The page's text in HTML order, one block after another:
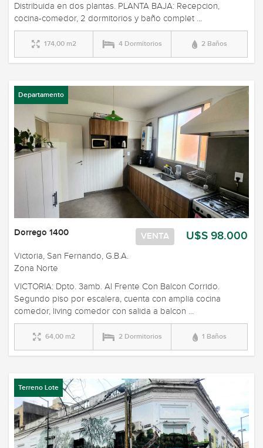
Distribuida en dos plantas. PLANTA BAJA: Recepcion,
cocina-comedor, 2 dormitorios y baño complet ...
174,00 m2 4 Dormitorios 2 Baños
Departamento
U$S 98.000
VENTA
Dorrego 1400
Victoria, San Fernando, G.B.A.
Zona Norte
VICTORIA: Dpto. 3amb. Al Frente Con Balcon Corrido.
Segundo piso por escalera, cuenta con amplia cocina
comedor, living comedor con salida a balcon ...
64,00 m2 2 Dormitorios 1 Baños
Terreno Lote